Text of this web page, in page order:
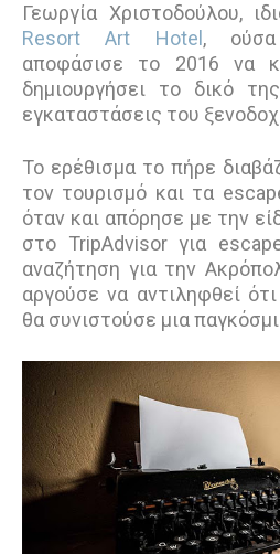
Γεωργία Χριστοδούλου,
Resort Art Hotel , ούσα
αποφάσισε το 2016 να
δημιουργήσει το δικό
εγκαταστάσεις του
Το ερέθισμα το πήρε
τον τουρισμό και τα
όταν και απόρησε με την
στο TripAdvisor για
αναζήτηση για την
αργούσε να αντιληφθεί
θα συνιστούσε μια